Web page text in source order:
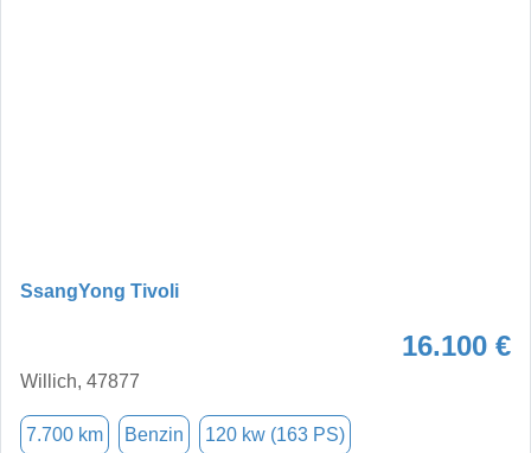
SsangYong Tivoli
16.100 €
Willich, 47877
7.700 km Benzin 120 kw (163 PS)